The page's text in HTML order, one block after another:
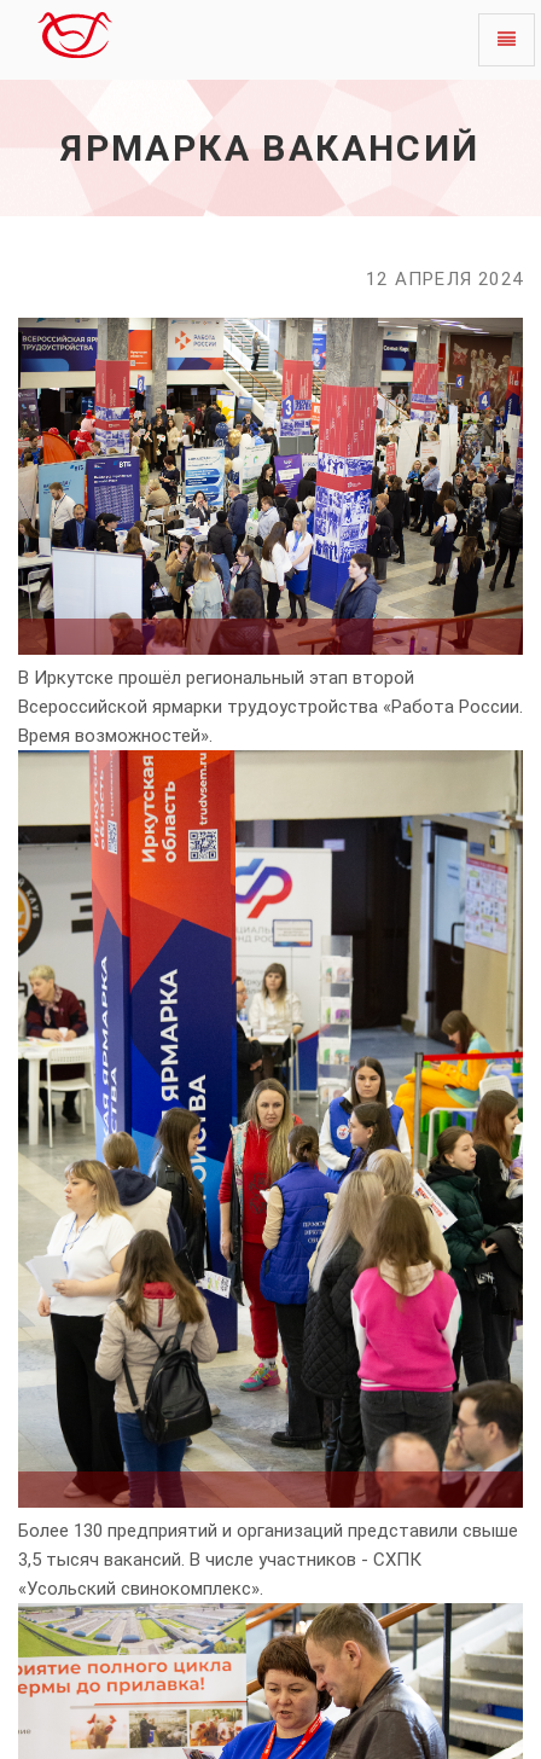
началоЯРМАРКА ВАКАНСИЙ
12 АПРЕЛЯ 2024
В Иркутске прошёл региональный этап второй
Всероссийской ярмарки трудоустройства «Работа России.
Время возможностей».
Более 130 предприятий и организаций представили свыше
3,5 тысяч вакансий. В числе участников - СХПК
«Усольский свинокомплекс».